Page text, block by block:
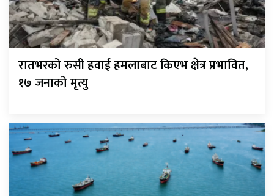
रातभरको रुसी हवाई हमलाबाट किएभ क्षेत्र प्रभावित,
१७ जनाको मृत्यु